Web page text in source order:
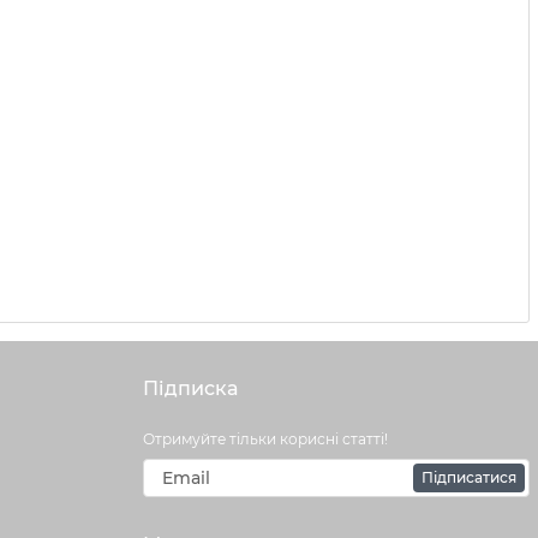
Підписка
Отримуйте тільки корисні статті!
Підписатися